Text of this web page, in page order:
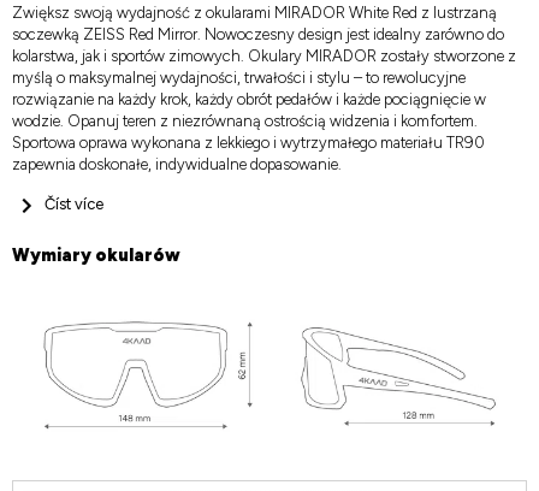
Zwiększ swoją wydajność z okularami MIRADOR White Red z lustrzaną
soczewką ZEISS Red Mirror. Nowoczesny design jest idealny zarówno do
kolarstwa, jak i sportów zimowych. Okulary MIRADOR zostały stworzone z
myślą o maksymalnej wydajności, trwałości i stylu – to rewolucyjne
rozwiązanie na każdy krok, każdy obrót pedałów i każde pociągnięcie w
wodzie. Opanuj teren z niezrównaną ostrością widzenia i komfortem.
Sportowa oprawa wykonana z lekkiego i wytrzymałego materiału TR90
zapewnia doskonałe, indywidualne dopasowanie.
Číst více
Wymiary okularów